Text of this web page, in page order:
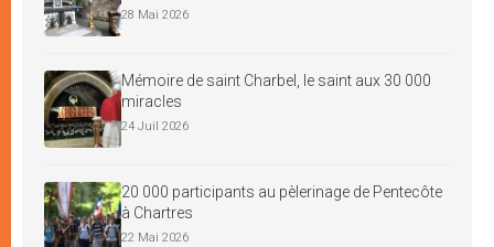
28 Mai 2026
Mémoire de saint Charbel, le saint aux 30 000
miracles
24 Juil 2026
20 000 participants au pèlerinage de Pentecôte
à Chartres
22 Mai 2026